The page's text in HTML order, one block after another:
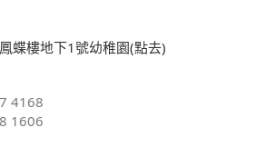
蝶樓地下1號幼稚園(點去)
4168
1606